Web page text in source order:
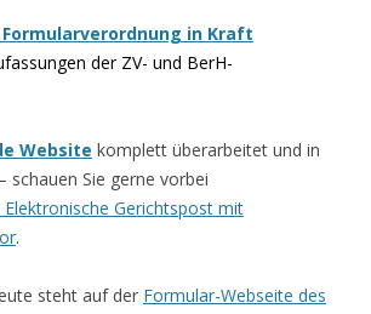
Formularverordnung in Kraft
der ZV- und BerH-
Website komplett überarbeitet und in
schauen Sie gerne vorbei
Gerichtspost mit
.
steht auf der Formular-Webseite des